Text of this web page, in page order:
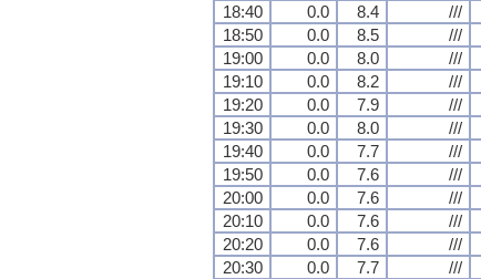
18:40
0.0 8.4 ///
18:50
0.0 8.5 ///
19:00
0.0 8.0 ///
19:10
0.0 8.2 ///
19:20
0.0 7.9 ///
19:30
0.0 8.0 ///
19:40
0.0 7.7 ///
19:50
0.0 7.6 ///
20:00
0.0 7.6 ///
20:10
0.0 7.6 ///
20:20
0.0 7.6 ///
20:30
0.0 7.7 ///